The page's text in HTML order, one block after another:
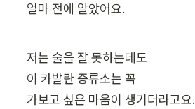
얼마 전에 알았어요.
저는 술을 잘 못하는데도
이 카발란 증류소는 꼭
가보고 싶은 마음이 생기더라고요.